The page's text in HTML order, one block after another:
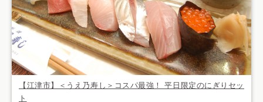
【江津市】＜うえ乃寿し＞コスパ最強！ 平日限定のにぎりセッ
ト